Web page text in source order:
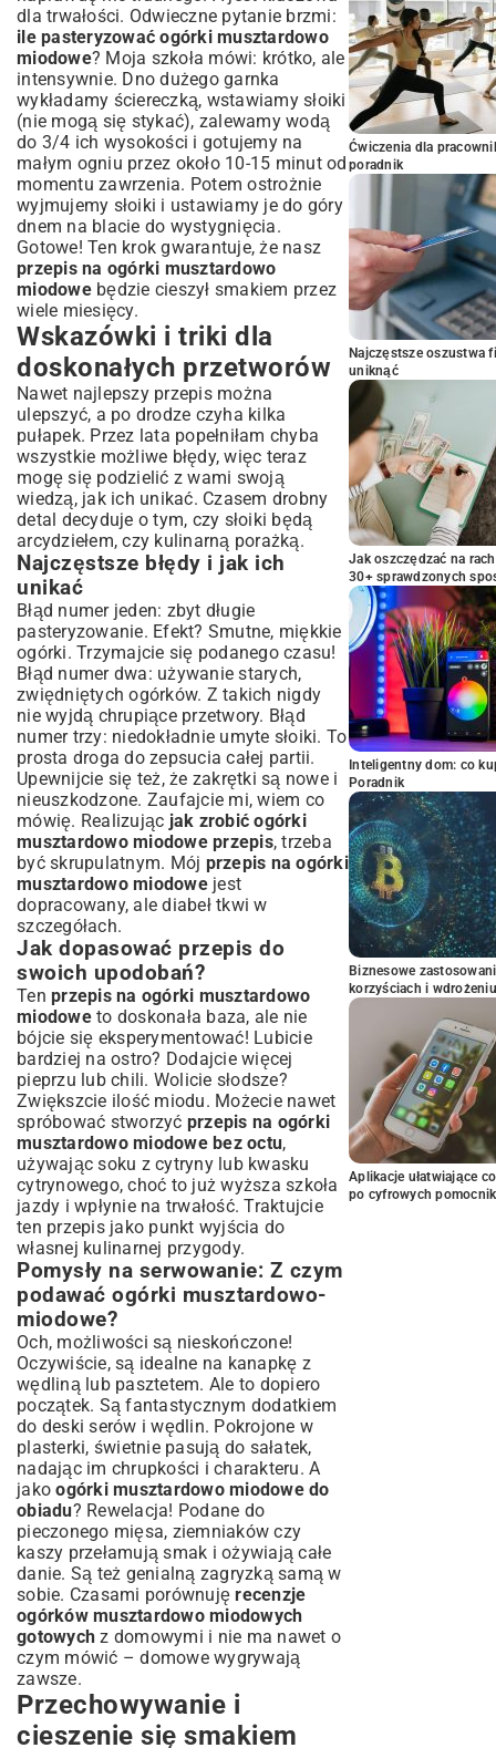
dla trwałości. Odwieczne pytanie brzmi:
ile pasteryzować ogórki musztardowo
miodowe? Moja szkoła mówi: krótko, ale
intensywnie. Dno dużego garnka
wykładamy ściereczką, wstawiamy słoiki
(nie mogą się stykać), zalewamy wodą
do 3/4 ich wysokości i gotujemy na
małym ogniu przez około 10-15 minut od
momentu zawrzenia. Potem ostrożnie
wyjmujemy słoiki i ustawiamy je do góry
dnem na blacie do wystygnięcia.
Gotowe! Ten krok gwarantuje, że nasz
przepis na ogórki musztardowo
miodowebędzie cieszył smakiem przez
wiele miesięcy.
Wskazówki i triki dla
doskonałych przetworów
Nawet najlepszy przepis można
ulepszyć, a po drodze czyha kilka
pułapek. Przez lata popełniłam chyba
wszystkie możliwe błędy, więc teraz
mogę się podzielić z wami swoją
wiedzą, jak ich unikać. Czasem drobny
detal decyduje o tym, czy słoiki będą
arcydziełem, czy kulinarną porażką.
Najczęstsze błędy i jak ich
unikać
Błąd numer jeden: zbyt długie
pasteryzowanie. Efekt? Smutne, miękkie
ogórki. Trzymajcie się podanego czasu!
Błąd numer dwa: używanie starych,
zwiędniętych ogórków. Z takich nigdy
nie wyjdą chrupiące przetwory. Błąd
numer trzy: niedokładnie umyte słoiki. To
prosta droga do zepsucia całej partii.
Upewnijcie się też, że zakrętki są nowe i
nieuszkodzone. Zaufajcie mi, wiem co
mówię. Realizując jak zrobić ogórki
musztardowo miodowe przepis, trzeba
być skrupulatnym. Mój przepis na ogórki
musztardowo miodowejest
dopracowany, ale diabeł tkwi w
szczegółach.
Jak dopasować przepis do
swoich upodobań?
Ten przepis na ogórki musztardowo
miodoweto doskonała baza, ale nie
bójcie się eksperymentować! Lubicie
bardziej na ostro? Dodajcie więcej
pieprzu lub chili. Wolicie słodsze?
Zwiększcie ilość miodu. Możecie nawet
spróbować stworzyć przepis na ogórki
musztardowo miodowe bez octu,
używając soku z cytryny lub kwasku
cytrynowego, choć to już wyższa szkoła
jazdy i wpłynie na trwałość. Traktujcie
ten przepis jako punkt wyjścia do
własnej kulinarnej przygody.
Pomysły na serwowanie: Z czym
podawać ogórki musztardowo-
miodowe?
Och, możliwości są nieskończone!
Oczywiście, są idealne na kanapkę z
wędliną lub pasztetem. Ale to dopiero
początek. Są fantastycznym dodatkiem
do deski serów i wędlin. Pokrojone w
plasterki, świetnie pasują do sałatek,
nadając im chrupkości i charakteru. A
jakoogórki musztardowo miodowe do
obiadu? Rewelacja! Podane do
pieczonego mięsa, ziemniaków czy
kaszy przełamują smak i ożywiają całe
danie. Są też genialną zagryzką samą w
sobie. Czasami porównujęrecenzje
ogórków musztardowo miodowych
gotowych z domowymi i nie ma nawet o
czym mówić – domowe wygrywają
zawsze.
Przechowywanie i
cieszenie się smakiem
Ćwiczenia dla
poradnik
Najczęstsze oszustwa
uniknąć
Jak oszczędzać na
30+ sprawdzonych
Inteligentny dom: co
Poradnik
Biznesowe
korzyściach i wdrożeniu
Aplikacje ułatwiające
po cyfrowych